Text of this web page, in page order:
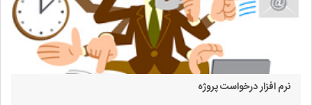
نرم افزار درخواست پروژه